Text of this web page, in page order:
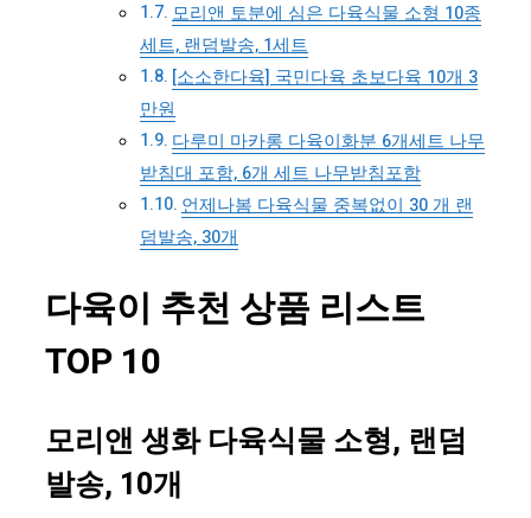
모리앤 토분에 심은 다육식물 소형 10종
세트, 랜덤발송, 1세트
[소소한다육] 국민다육 초보다육 10개 3
만원
다루미 마카롱 다육이화분 6개세트 나무
받침대 포함, 6개 세트 나무받침포함
언제나봄 다육식물 중복없이 30 개 랜
덤발송, 30개
다육이 추천 상품 리스트
TOP 10
모리앤 생화 다육식물 소형, 랜덤
발송, 10개